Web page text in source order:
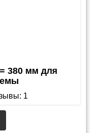
380 мм для
1